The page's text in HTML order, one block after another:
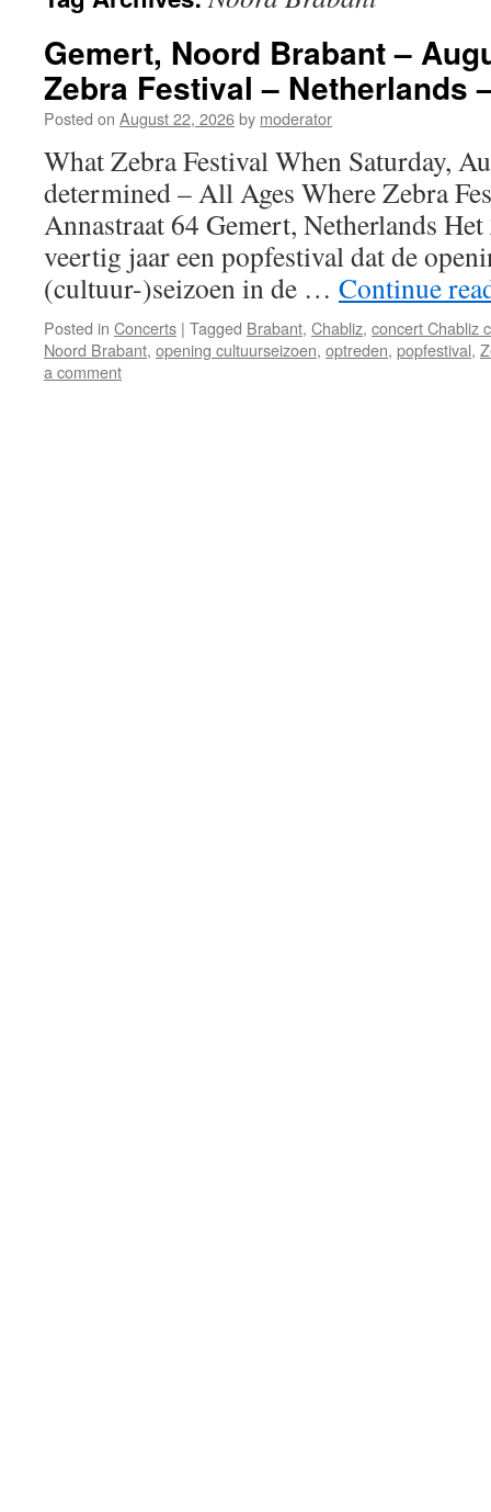
Gemert, Noord Brabant –
Zebra Festival – Netherlands
Posted on August 22, 2026by moderator
What Zebra Festival When Saturday,
determined – All Ages Where Zebra
Annastraat 64 Gemert, Netherlands
veertig jaar een popfestival dat de
(cultuur-)seizoen in de … Continue
Posted in Concerts | Tagged Brabant, Chabliz, concert Chabliz
Noord Brabant, opening cultuurseizoen, optreden, popfestival,
a comment